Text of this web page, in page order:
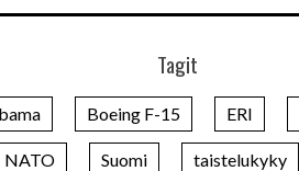
Tagit
Boeing F-15 ERI
NATO Suomi taistelukyky